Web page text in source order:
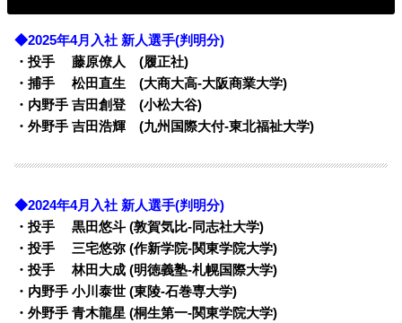
◆2025年4月入社 新人選手(判明分)
・投手 藤原僚人 (履正社)
・捕手 松田直生 (大商大高-大阪商業大学)
・内野手 吉田創登 (小松大谷)
・外野手 吉田浩輝 (九州国際大付-東北福祉大学)
◆2024年4月入社 新人選手(判明分)
・投手 黒田悠斗 (敦賀気比-同志社大学)
・投手 三宅悠弥 (作新学院-関東学院大学)
・投手 林田大成 (明徳義塾-札幌国際大学)
・内野手 小川泰世 (東陵-石巻専大学)
・外野手 青木龍星 (桐生第一-関東学院大学)